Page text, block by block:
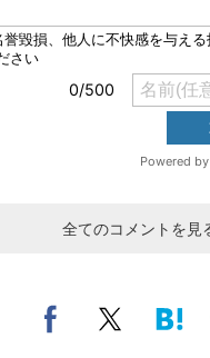
全てのコメントを見